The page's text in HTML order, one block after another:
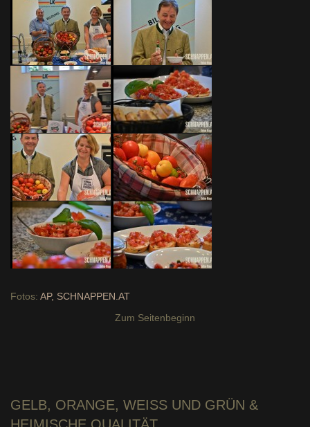
Fotos: AP, SCHNAPPEN.AT
Zum Seitenbeginn
GELB, ORANGE, WEISS UND GRÜN & H